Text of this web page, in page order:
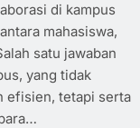
di kampus
mahasiswa,
satu jawaban
yang tidak
efisien, tetapi serta